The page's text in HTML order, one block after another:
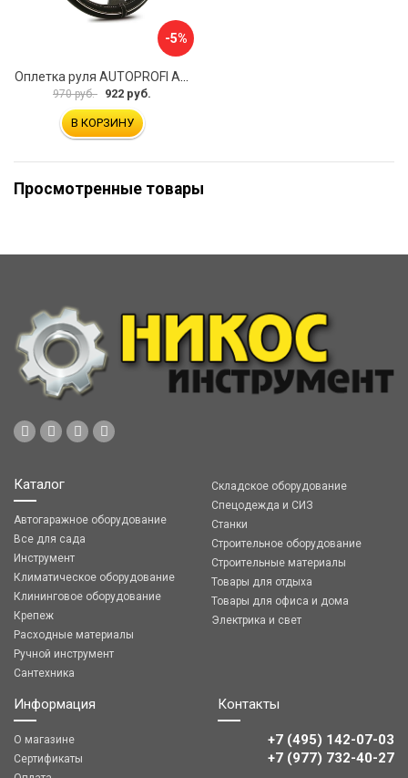
-5%
970 руб. 922 руб.
В КОРЗИНУ
Просмотренные товары
Каталог
Автогаражное оборудование
Все для сада
Инструмент
Климатическое оборудование
Клининговое оборудование
Крепеж
Расходные материалы
Ручной инструмент
Сантехника
Складское оборудование
Спецодежда и СИЗ
Станки
Строительное оборудование
Строительные материалы
Товары для отдыха
Товары для офиса и дома
Электрика и свет
Информация
О магазине
Сертификаты
Контакты
+7 (495) 142-07-03
‎‎+7 (977) 732-40-27